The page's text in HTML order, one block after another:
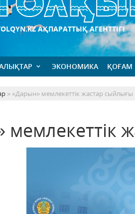
АҚПАРАТТЫҚ АГЕНТТІГІ
ЭКОНОМИКА ҚОҒАМ
» «Дарын» мемлекеттік жастар сыйлығы